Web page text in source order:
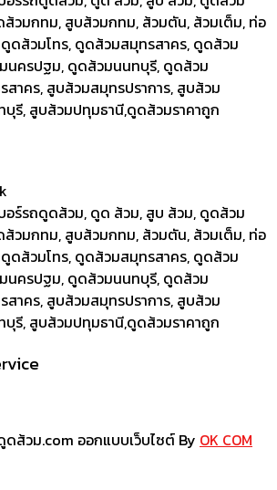
ส้วม.com ออกแบบเว็บไซต์ By OK COM